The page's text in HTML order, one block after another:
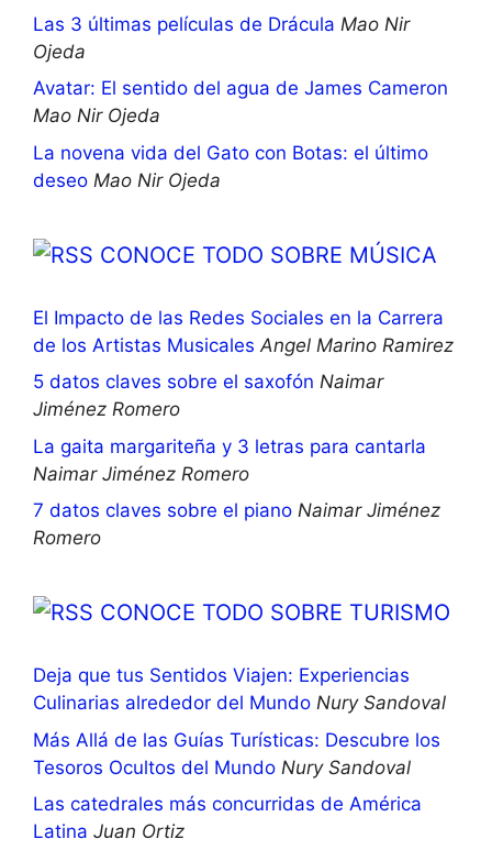
Las 3 últimas películas de Drácula Mao Nir
Ojeda
Avatar: El sentido del agua de James Cameron
Mao Nir Ojeda
La novena vida del Gato con Botas: el último
deseo Mao Nir Ojeda
CONOCE TODO SOBRE MÚSICA
El Impacto de las Redes Sociales en la Carrera
de los Artistas Musicales Angel Marino Ramirez
5 datos claves sobre el saxofón Naimar
Jiménez Romero
La gaita margariteña y 3 letras para cantarla
Naimar Jiménez Romero
7 datos claves sobre el piano Naimar Jiménez
Romero
CONOCE TODO SOBRE TURISMO
Deja que tus Sentidos Viajen: Experiencias
Culinarias alrededor del Mundo Nury Sandoval
Más Allá de las Guías Turísticas: Descubre los
Tesoros Ocultos del Mundo Nury Sandoval
Las catedrales más concurridas de América
Latina Juan Ortiz